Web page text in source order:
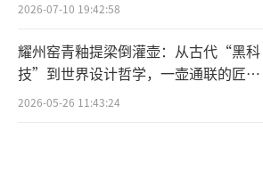
2026-07-10 19:42:58
耀州窑青釉提梁倒灌壶：从古代“黑科
技”到世界设计哲学，一壶通联的匠心
宇宙
2026-05-26 11:43:24